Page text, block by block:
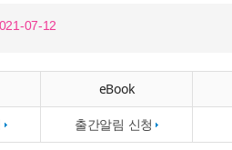
07-12
eBook
출간알림 신청